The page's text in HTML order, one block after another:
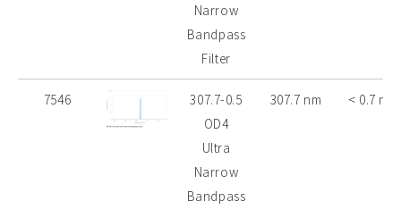
Narrow
Bandpass
Filter
7546
307.7-0.5
OD4
Ultra
Narrow
Bandpass
307.7 nm < 0.7